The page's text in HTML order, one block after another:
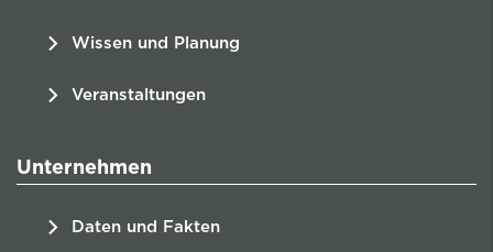
Wissen und Planung
Veranstaltungen
Unternehmen
Daten und Fakten